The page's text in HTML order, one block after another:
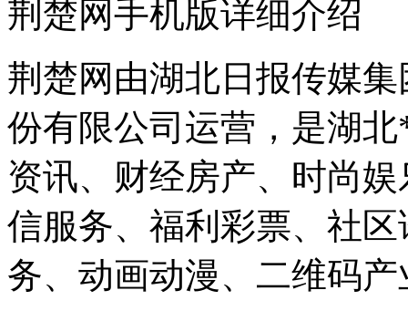
荆楚网手机版详细介绍
荆楚网由湖北日报传媒
份有限公司运营，是湖
资讯、财经房产、时尚
信服务、福利彩票、社
务、动画动漫、二维码产